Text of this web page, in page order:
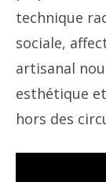
technique
sociale,
artisanal
esthétique
hors des